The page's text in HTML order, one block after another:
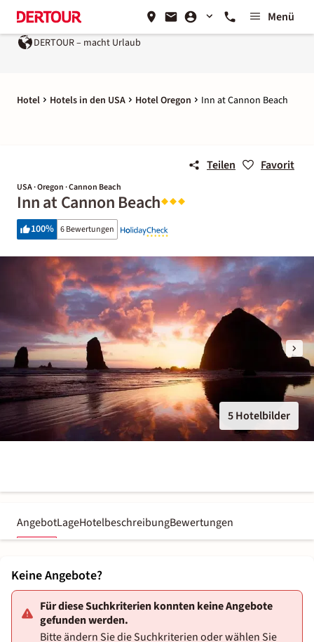
Menü
DERTOUR – macht Urlaub
Hotel Hotels in den USA Hotel Oregon Inn at Cannon Beach
Teilen Favorit
USA · Oregon · Cannon Beach
Inn at Cannon Beach
100% 6 Bewertungen
5 Hotelbilder
AngebotLageHotelbeschreibungBewertungen
Keine Angebote?
Für diese Suchkriterien konnten keine Angebote
gefunden werden.
Bitte ändern Sie die Suchkriterien oder wählen Sie